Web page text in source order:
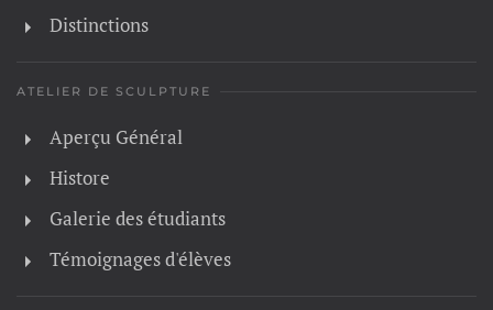
Distinctions
ATELIER DE SCULPTURE
Aperçu Général
Histore
Galerie des étudiants
Témoignages d'élèves